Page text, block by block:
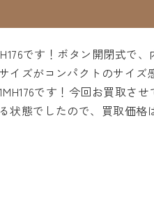
です！ボタン開閉式で、
イズがコンパクトのサイズ
です！今回お買取させ
状態でしたので、買取価格